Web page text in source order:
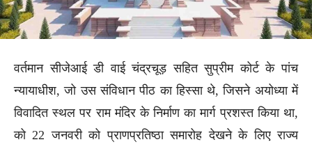
वर्तमान सीजेआई डी वाई चंद्रचूड़ सहित सुप्रीम कोर्ट के पांच
न्यायाधीश, जो उस संविधान पीठ का हिस्सा थे, जिसने अयोध्या में
विवादित स्थल पर राम मंदिर के निर्माण का मार्ग प्रशस्त किया था,
को 22 जनवरी को प्राणप्रतिष्ठा समारोह देखने के लिए राज्य